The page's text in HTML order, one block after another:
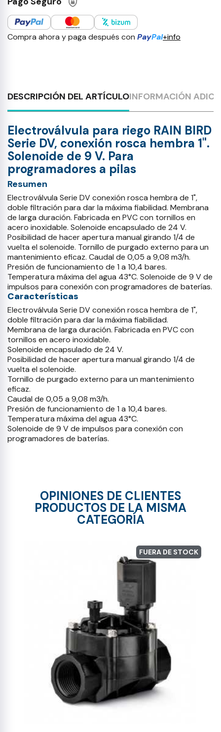
Compra ahora y paga después con PayPal+info
DESCRIPCIÓN DEL ARTÍCULOINFORMACIÓN
Electroválvula para riego RAIN BIRD
Serie DV, conexión rosca hembra 1".
Solenoide de 9 V. Para
programadores a pilas
Resumen
Electroválvula Serie DV conexión rosca hembra de 1",
doble filtración para dar la máxima fiabilidad. Membrana
de larga duración. Fabricada en PVC con tornillos en
acero inoxidable. Solenoide encapsulado de 24 V.
Posibilidad de hacer apertura manual girando 1/4 de
vuelta el solenoide. Tornillo de purgado externo para un
mantenimiento eficaz. Caudal de 0,05 a 9,08 m3/h.
Presión de funcionamiento de 1 a 10,4 bares.
Temperatura máxima del agua 43°C. Solenoide de 9 V de
impulsos para conexión con programadores de baterías.
Características
Electroválvula Serie DV conexión rosca hembra de 1",
doble filtración para dar la máxima fiabilidad.
Membrana de larga duración. Fabricada en PVC con
tornillos en acero inoxidable.
Solenoide encapsulado de 24 V.
Posibilidad de hacer apertura manual girando 1/4 de
vuelta el solenoide.
Tornillo de purgado externo para un mantenimiento
eficaz.
Caudal de 0,05 a 9,08 m3/h.
Presión de funcionamiento de 1 a 10,4 bares.
Temperatura máxima del agua 43°C.
Solenoide de 9 V de impulsos para conexión con
programadores de baterías.
OPINIONES DE CLIENTES
PRODUCTOS DE LA MISMA
CATEGORÍA
FUERA DE STOCK